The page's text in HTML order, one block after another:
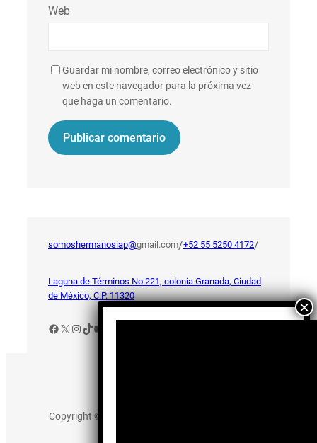
Web
Guardar mi nombre, correo electrónico y sitio
web en este navegador para la próxima vez
que haga un comentario.
somoshermanosiap@gmail.com/+52 55 5250 4172/
Laguna de Términos No.221, colonia Granada, Ciudad
de México, C.P. 11320
Facebook
X Instagram
TikTok
YouTube
Copyright © 2025 somos-hermanos.mx. Todos los